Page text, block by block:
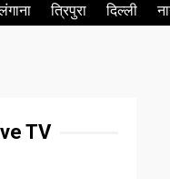
त्रिपुरा दिल्ली
TV